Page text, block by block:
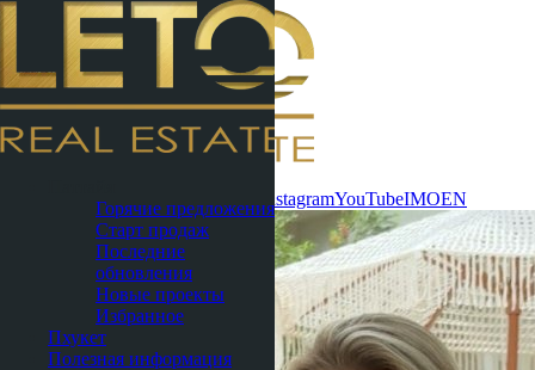
WhatsApp InstagramYouTubeIMOEN
Горячие предложения
Старт продаж
Последние
обновления
Новые проекты
Избранное
Пхукет
Полезная информация